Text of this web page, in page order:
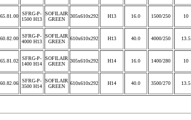
SFRG-P-
1500 H13
SOFILAIR
GREEN
305x610x292 H13 16.0 1500/250 10
SFRG-P-
4000 H13
SOFILAIR
GREEN
610x610x292 H13 40.0 4000/250 13.5
SFRG-P-
1400 H14
SOFILAIR
GREEN
305x610x292 H14 16.0 1400/280 10
SFRG-P-
3500 H14
SOFILAIR
GREEN
610x610x292 H14 40.0 3500/270 13.5